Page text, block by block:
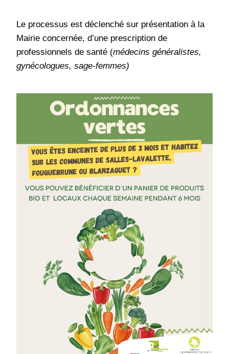
Le processus est déclenché sur présentation à la
Mairie concernée, d’une prescription de
professionnels de santé (médecins généralistes,
gynécologues, sage-femmes)